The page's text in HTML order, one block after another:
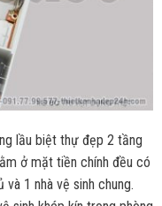
lầu biệt thự đẹp 2 tầng
ở mặt tiền chính đều có
và 1 nhà vệ sinh chung.